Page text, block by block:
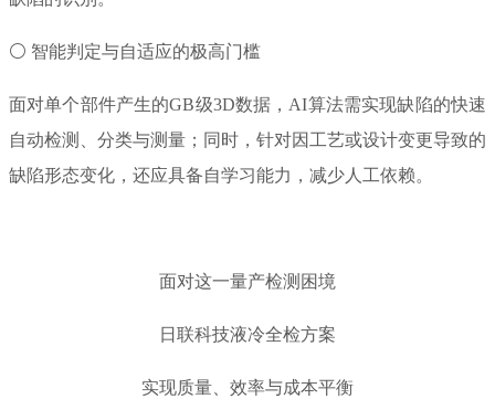
⚪ 智能判定与自适应的极高门槛
面对单个部件产生的GB级3D数据，AI算法需实现缺陷的快速
自动检测、分类与测量；同时，针对因工艺或设计变更导致的
缺陷形态变化，还应具备自学习能力，减少人工依赖。
面对这一量产检测困境
日联科技液冷全检方案
实现质量、效率与成本平衡